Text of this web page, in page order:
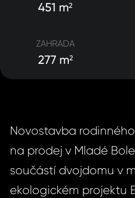
451 m2
ZAHRADA
277 m2
Novostavba
na prodej v Mladé
součástí dvojdomu v
ekologickém projektu